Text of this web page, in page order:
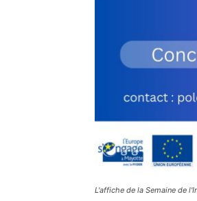
L'affiche de la Semaine de